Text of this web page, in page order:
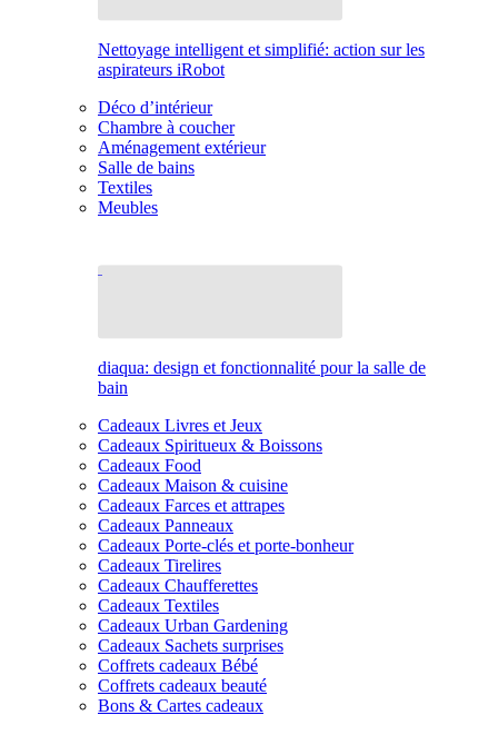
Nettoyage intelligent et simplifié: action sur les
aspirateurs iRobot
Déco d’intérieur
Chambre à coucher
Aménagement extérieur
Salle de bains
Textiles
Meubles
diaqua: design et fonctionnalité pour la salle de
bain
Cadeaux Livres et Jeux
Cadeaux Spiritueux & Boissons
Cadeaux Food
Cadeaux Maison & cuisine
Cadeaux Farces et attrapes
Cadeaux Panneaux
Cadeaux Porte-clés et porte-bonheur
Cadeaux Tirelires
Cadeaux Chaufferettes
Cadeaux Textiles
Cadeaux Urban Gardening
Cadeaux Sachets surprises
Coffrets cadeaux Bébé
Coffrets cadeaux beauté
Bons & Cartes cadeaux